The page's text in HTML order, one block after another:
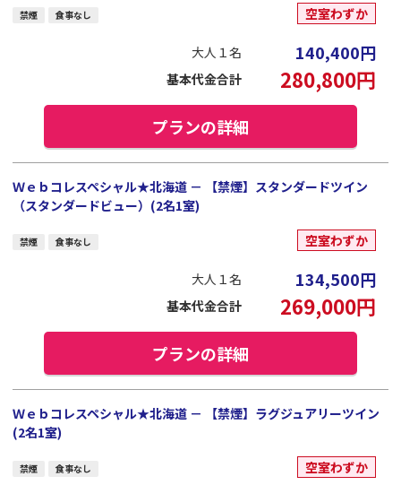
禁煙 食事なし 空室わずか
大人１名 140,400円
基本代金合計 280,800円
プランの詳細
Ｗｅｂコレスペシャル★北海道 － 【禁煙】スタンダードツイン
（スタンダードビュー）(2名1室)
禁煙 食事なし 空室わずか
大人１名 134,500円
基本代金合計 269,000円
プランの詳細
Ｗｅｂコレスペシャル★北海道 － 【禁煙】ラグジュアリーツイン
(2名1室)
禁煙 食事なし 空室わずか